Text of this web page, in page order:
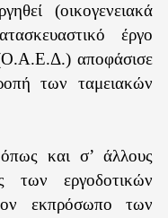
(οικογενειακά
έργο
αποφάσισε
των ταμειακών
και σ’ άλλους
των εργοδοτικών
εκπρόσωπο των